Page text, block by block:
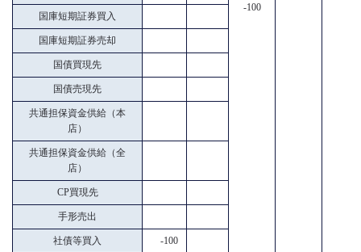
-100
国庫短期証券買入
国庫短期証券売却
国債買現先
国債売現先
共通担保資金供給（本
店）
共通担保資金供給（全
店）
CP買現先
手形売出
社債等買入 -100